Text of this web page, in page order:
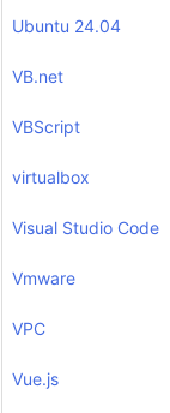
Ubuntu 24.04
VB.net
VBScript
virtualbox
Visual Studio Code
Vmware
VPC
Vue.js